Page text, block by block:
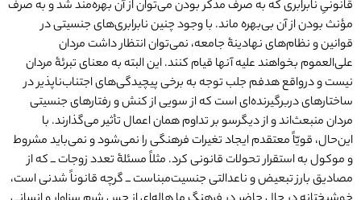
قانونیِ نابرابری که به صرف مذکر بودن می‌توان از آن بهره‌مند شد و به صرف
مؤنث بودن از آن بی‌بهره ماند. با وجود چنین نابرابری‌های جنسیتی‌ در
قوانین و نظام‌های نهادینۀ جامعه‌، نمی‌توان انتظار داشت مردان
علی‌العموم بخواهند علیه آنها قیام کنند. این البته به معنای تبرئۀ مردان
نیست و در‌واقع هدفم جلب توجه به برخی پیچیدگی‌های اجتناب‌ناپذیر در
ساختارهای دربرگیرنده‌ای است که از سویی از کنش و رفتارهای جنسیتی
مردان منبعث‌اند و از دیگرسو بر تداوم همان اعمال تأثیر می‌گذارند. با
این‌حال، قویّاً معتقدم ایجاد تغیرات فرهنگی را نمی‌شود و نمی‌باید مشروط
و موکول به استقرار تحولات قانونی کرد. مثلاً مسئلۀ تعدد زوجات ــ که از
مصادیق بارز تبعیض و ناعدالتی جنسیت‌مبناست ــ گرچه قانوناً شدنی‌ است،